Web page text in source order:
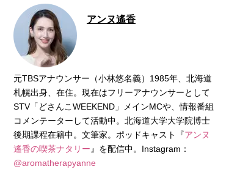
アンヌ遙香
元TBSアナウンサー（小林悠名義）1985年、北海道
札幌出身、在住。現在はフリーアナウンサーとして
STV「どさんこWEEKEND」メインMCや、情報番組
コメンテーターして活動中。北海道大学大学院博士
後期課程在籍中。文筆家。ポッドキャスト『アンヌ
遙香の喫茶ナタリー 』を配信中。Instagram：
@aromatherapyanne